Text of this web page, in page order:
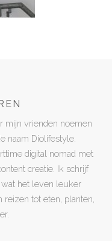
mijn vrienden noemen
naam Diolifestyle.
digital nomad met
creatie. Ik schrijf
het leven leuker
tot eten, planten,